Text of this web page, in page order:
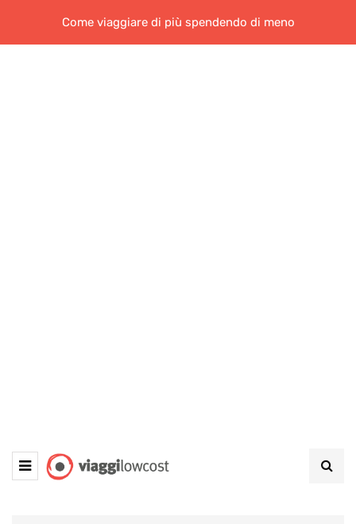
Come viaggiare di più spendendo di meno